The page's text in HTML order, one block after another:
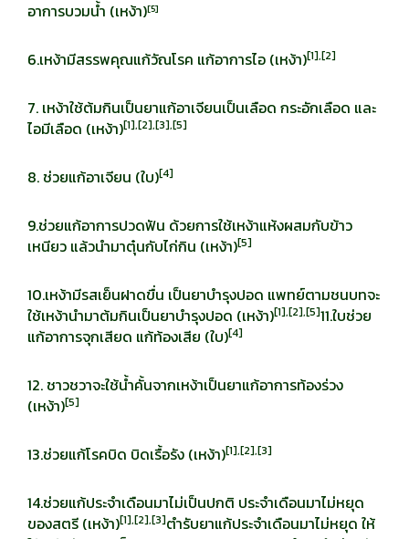
อาการบวมน้ำ (เหง้า)[5]
6.เหง้ามีสรรพคุณแก้วัณโรค แก้อาการไอ (เหง้า)[1],[2]
7. เหง้าใช้ต้มกินเป็นยาแก้อาเจียนเป็นเลือด กระอักเลือด และ
ไอมีเลือด (เหง้า)[1],[2],[3],[5]
8. ช่วยแก้อาเจียน (ใบ)[4]
9.ช่วยแก้อาการปวดฟัน ด้วยการใช้เหง้าแห้งผสมกับข้าว
เหนียว แล้วนำมาตุ๋นกับไก่กิน (เหง้า)[5]
10.เหง้ามีรสเย็นฝาดขื่น เป็นยาบำรุงปอด แพทย์ตามชนบทจะ
ใช้เหง้านำมาต้มกินเป็นยาบำรุงปอด (เหง้า)[1],[2],[5]11.ใบช่วย
แก้อาการจุกเสียด แก้ท้องเสีย (ใบ)[4]
12. ชาวชวาจะใช้น้ำคั้นจากเหง้าเป็นยาแก้อาการท้องร่วง
(เหง้า)[5]
13.ช่วยแก้โรคบิด บิดเรื้อรัง (เหง้า)[1],[2],[3]
14.ช่วยแก้ประจำเดือนมาไม่เป็นปกติ ประจำเดือนมาไม่หยุด
ของสตรี (เหง้า)[1],[2],[3]ตำรับยาแก้ประจำเดือนมาไม่หยุด ให้